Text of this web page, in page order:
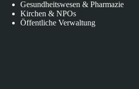
Gesundheitswesen & Pharmazie
Kirchen & NPOs
Öffentliche Verwaltung